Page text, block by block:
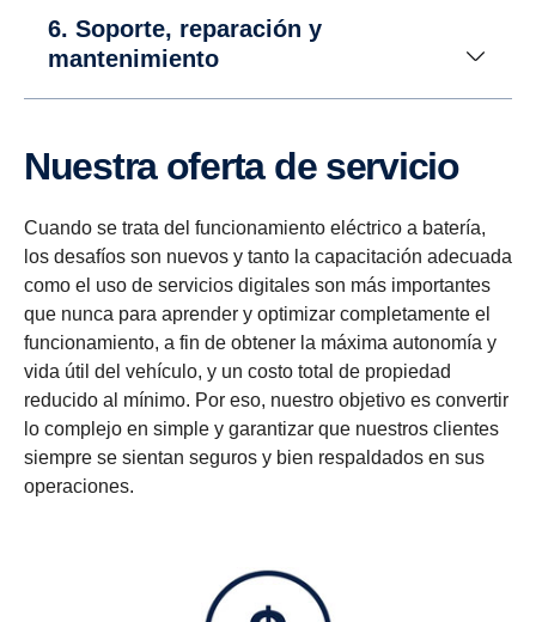
6. Soporte, reparación y
mantenimiento
Nuestra oferta de servicio
Cuando se trata del funcionamiento eléctrico a batería,
los desafíos son nuevos y tanto la capacitación adecuada
como el uso de servicios digitales son más importantes
que nunca para aprender y optimizar completamente el
funcionamiento, a fin de obtener la máxima autonomía y
vida útil del vehículo, y un costo total de propiedad
reducido al mínimo. Por eso, nuestro objetivo es convertir
lo complejo en simple y garantizar que nuestros clientes
siempre se sientan seguros y bien respaldados en sus
operaciones.